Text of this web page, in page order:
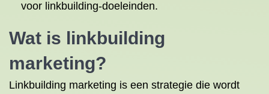
voor linkbuilding-doeleinden.
Wat is linkbuilding
marketing?
Linkbuilding marketing is een strategie die wordt